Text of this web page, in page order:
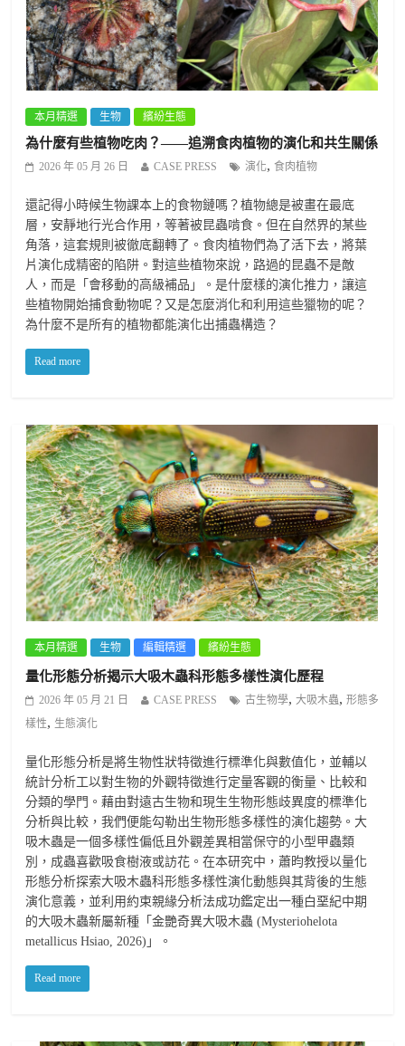
本月精選 生物 繽紛生態
為什麼有些植物吃肉？——追溯食肉植物的演化和共生關係
2026 年 05 月 26 日 CASE PRESS 演化,食肉植物
還記得小時候生物課本上的食物鏈嗎？植物總是被畫在最底
層，安靜地行光合作用，等著被昆蟲啃食。但在自然界的某些
角落，這套規則被徹底翻轉了。食肉植物們為了活下去，將葉
片演化成精密的陷阱。對這些植物來說，路過的昆蟲不是敵
人，而是「會移動的高級補品」。是什麼樣的演化推力，讓這
些植物開始捕食動物呢？又是怎麼消化和利用這些獵物的呢？
為什麼不是所有的植物都能演化出捕蟲構造？
Read more
本月精選 生物 編輯精選 繽紛生態
量化形態分析揭示大吸木蟲科形態多樣性演化歷程
2026 年 05 月 21 日 CASE PRESS 古生物學,大吸木蟲,形態多
樣性, 生態演化
量化形態分析是將生物性狀特徵進行標準化與數值化，並輔以
統計分析工以對生物的外觀特徵進行定量客觀的衡量、比較和
分類的學門。藉由對遠古生物和現生生物形態歧異度的標準化
分析與比較，我們便能勾勒出生物形態多樣性的演化趨勢。大
吸木蟲是一個多樣性偏低且外觀差異相當保守的小型甲蟲類
別，成蟲喜歡吸食樹液或訪花。在本研究中，蕭昀教授以量化
形態分析探索大吸木蟲科形態多樣性演化動態與其背後的生態
演化意義，並利用約束親緣分析法成功鑑定出一種白堊紀中期
的大吸木蟲新屬新種「金艷奇異大吸木蟲 (Mysteriohelota
metallicus Hsiao, 2026)」。
Read more